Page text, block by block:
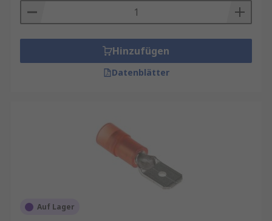
Hinzufügen
Datenblätter
Auf Lager